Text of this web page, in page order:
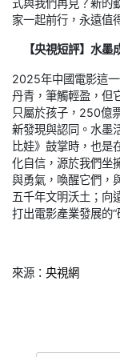
家一起前行，永遠值
【央視短評】水墨
2025年中國電影這
丹青，筆觸輕盈，但
只屬於孩子，250億
新發現與認同。水墨
比娃》鼓掌時，也是
化自信，源於我們坐
與勇氣，喚醒它們，
五千年文明沃土；向
打出電影產業發展的“
來源： 央視網